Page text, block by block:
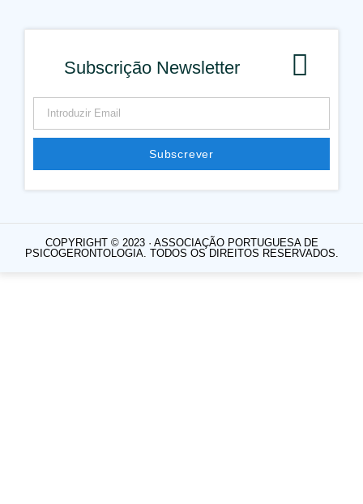
Subscrição Newsletter
Subscrever
COPYRIGHT © 2023 · ASSOCIAÇÃO PORTUGUESA DE
PSICOGERONTOLOGIA. TODOS OS DIREITOS RESERVADOS.